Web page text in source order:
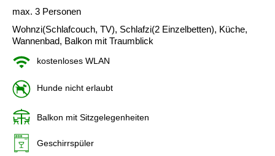
max. 3 Personen
Wohnzi(Schlafcouch, TV), Schlafzi(2 Einzelbetten), Küche,
Wannenbad, Balkon mit Traumblick
kostenloses WLAN
Hunde nicht erlaubt
Balkon mit Sitzgelegenheiten
Geschirrspüler